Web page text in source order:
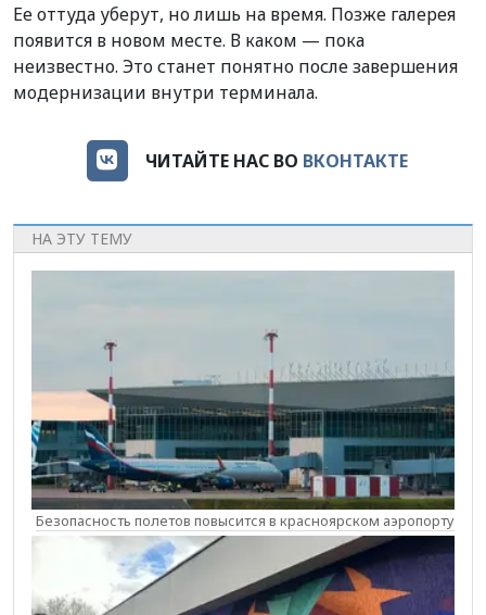
Ее оттуда уберут, но лишь на время. Позже галерея
появится в новом месте. В каком — пока
неизвестно. Это станет понятно после завершения
модернизации внутри терминала.
ЧИТАЙТЕ НАС ВО ВКОНТАКТЕ
НА ЭТУ ТЕМУ
Безопасность полетов повысится в красноярском аэропорту